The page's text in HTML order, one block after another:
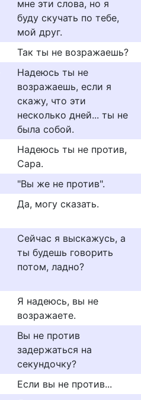
мне эти слова, но я
буду скучать по тебе,
мой друг.
Так ты не возражаешь?
Надеюсь ты не
возражаешь, если я
скажу, что эти
несколько дней... ты не
была собой.
Надеюсь ты не против,
Сара.
"Вы же не против".
Да, могу сказать.
Сейчас я выскажусь, а
ты будешь говорить
потом, ладно?
Я надеюсь, вы не
возражаете.
Вы не против
задержаться на
секундочку?
Если вы не против...